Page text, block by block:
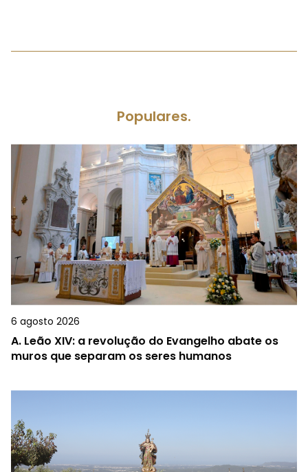
Populares.
6 agosto 2026
A. Leão XIV: a revolução do Evangelho abate os
muros que separam os seres humanos